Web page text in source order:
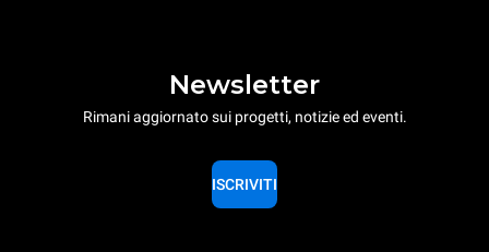
Newsletter
Rimani aggiornato sui progetti, notizie ed eventi.
ISCRIVITI